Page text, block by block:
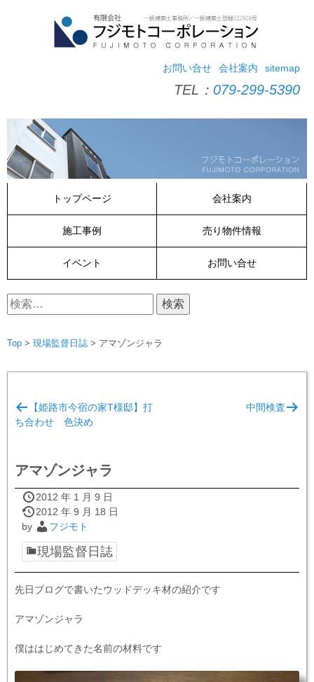
sitemap
会社案内
お問い合せ
TEL： 079-299-5390
トップページ 会社案内
施工事例 売り物件情報
イベント お問い合せ
検
索:
Top > 現場監督日誌 > アマゾンジャラ
稿
ゲ
ー
シ
ョ
ン
【姫路市今宿の家T様邸】打
ち合わせ 色決め
中間検査
アマゾンジャラ
2012 年 1 月 9 日
2012 年 9 月 18 日
by
フジモト
現場監督日誌
先日ブログで書いたウッドデッキ材の紹介です
アマゾンジャラ
僕ははじめてきた名前の材料です